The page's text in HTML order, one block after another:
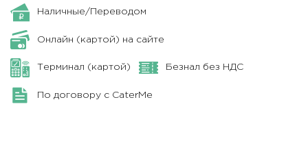
Наличные/Переводом
Онлайн (картой) на сайте
Терминал (картой) Безнал без НДС
По договору с CaterMe